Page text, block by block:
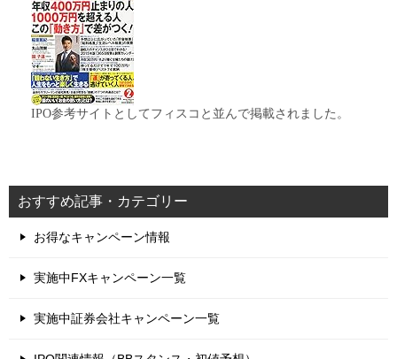
IPO参考サイトとしてフィスコと並んで掲載されました。
おすすめ記事・カテゴリー
お得なキャンペーン情報
実施中FXキャンペーン一覧
実施中証券会社キャンペーン一覧